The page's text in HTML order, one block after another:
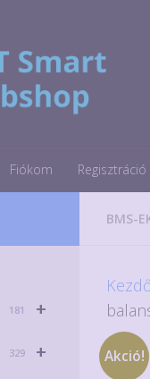
Fiókom Regisztráció
BMS-
Akció!
+
181
+
329